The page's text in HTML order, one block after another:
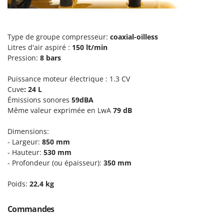
Pulvérisateurs
R
Rafraîchisseurs d'air par évaporation
Rampes de chargement en aluminium
Râpes à fromage électriques
Râteaux pour tracteur
Remplisseuses
Robots Tondeuses
Rogneuses de souches
Rouleaux pour tracteur
Scies à Ruban
GRIFO
GYS
H
Helvi
Henx
HiKOKI
Honda
I
Idromatic
Imperia
Type de groupe compresseur: coaxial-oilless
Litres d'air aspiré : 150 lt/min
Pression: 8 bars
Puissance moteur électrique : 1.3 CV
Cuve: 24 L
Émissions sonores 59dBA
Même valeur exprimée en LwA 79 dB
Dimensions:
- Largeur: 850 mm
- Hauteur: 530 mm
- Profondeur (ou épaisseur): 350 mm
Poids: 22,4 kg
Commandes